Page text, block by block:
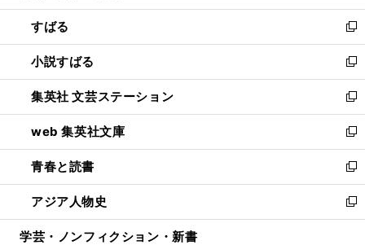
開
く
ウ
で
開
く
ン
ド
ウ
で
開
く
すばる
新
し
い
ウ
ィ
ン
ド
ウ
で
開
く
小説すばる
新
し
い
ウ
ィ
ン
ド
ウ
で
開
集英社 文芸ステーション
新
し
い
ウ
ィ
ン
ド
ウ
web 集英社文庫
新
し
い
ウ
ィ
ン
青春と読書
新
し
い
ウ
アジア人物史
新
し
学芸・ノンフィクション・新書